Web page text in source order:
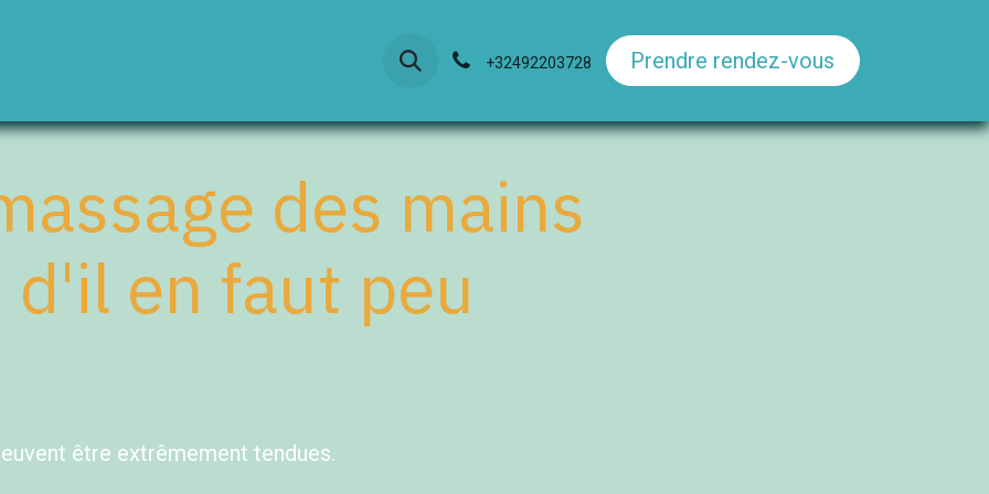
+32492203728 Prendre rendez-vous
des mains
d'il en faut peu
être extrêmement tendues.